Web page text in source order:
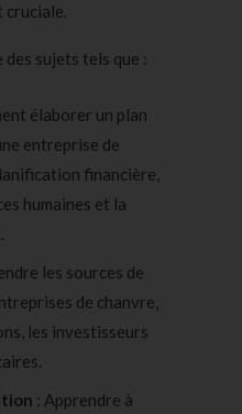
cruciale.
sujets tels que :
élaborer un plan
entreprise de
financière,
humaines et la
les sources de
de chanvre,
les investisseurs
: Apprendre à